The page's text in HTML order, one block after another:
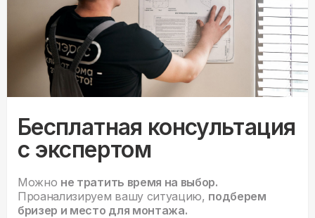
Бесплатная консультация
с экспертом
Можно не тратить время на выбор.
Проанализируем вашу ситуацию, подберем
бризер и место для монтажа.